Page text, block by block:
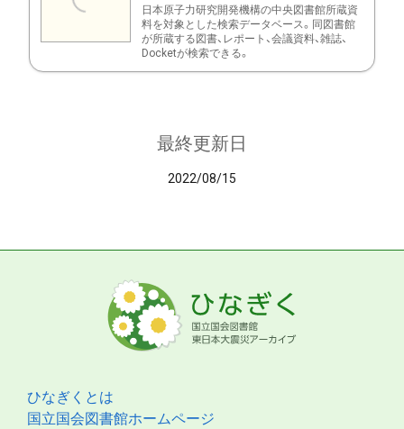
日本原子力研究開発機構の中央図書館所蔵資
料を対象とした検索データベース。同図書館
が所蔵する図書、レポート、会議資料、雑誌、
Docketが検索できる。
最終更新日
2022/08/15
ひなぎくとは
国立国会図書館ホームページ